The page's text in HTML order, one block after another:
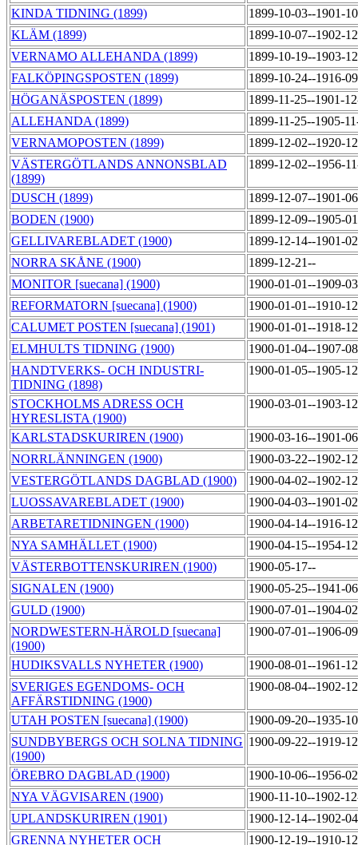
KINDA TIDNING (1899)
1899-10-03--1901-
KLÄM (1899)
1899-10-07--1902-
VERNAMO ALLEHANDA (1899)
1899-10-19--1903-
FALKÖPINGSPOSTEN (1899)
1899-10-24--1916-
HÖGANÄSPOSTEN (1899)
1899-11-25--1901-
ALLEHANDA (1899)
1899-11-25--1905-
VERNAMOPOSTEN (1899)
1899-12-02--1920-
VÄSTERGÖTLANDS ANNONSBLAD
(1899)
1899-12-02--1956-
DUSCH (1899)
1899-12-07--1901-
BODEN (1900)
1899-12-09--1905-
GELLIVAREBLADET (1900)
1899-12-14--1901-
NORRA SKÅNE (1900)
1899-12-21--
MONITOR [suecana] (1900)
1900-01-01--1909-
REFORMATORN [suecana] (1900)
1900-01-01--1910-
CALUMET POSTEN [suecana] (1901)
1900-01-01--1918-
ELMHULTS TIDNING (1900)
1900-01-04--1907-
HANDTVERKS- OCH INDUSTRI-
TIDNING (1898)
1900-01-05--1905-
STOCKHOLMS ADRESS OCH
HYRESLISTA (1900)
1900-03-01--1903-
KARLSTADSKURIREN (1900)
1900-03-16--1901-
NORRLÄNNINGEN (1900)
1900-03-22--1902-
VESTERGÖTLANDS DAGBLAD (1900)
1900-04-02--1902-
LUOSSAVAREBLADET (1900)
1900-04-03--1901-
ARBETARETIDNINGEN (1900)
1900-04-14--1916-
NYA SAMHÄLLET (1900)
1900-04-15--1954-
VÄSTERBOTTENSKURIREN (1900)
1900-05-17--
SIGNALEN (1900)
1900-05-25--1941-
GULD (1900)
1900-07-01--1904-
NORDWESTERN-HÄROLD [suecana]
(1900)
1900-07-01--1906-
HUDIKSVALLS NYHETER (1900)
1900-08-01--1961-
SVERIGES EGENDOMS- OCH
AFFÄRSTIDNING (1900)
1900-08-04--1902-
UTAH POSTEN [suecana] (1900)
1900-09-20--1935-
SUNDBYBERGS OCH SOLNA TIDNING
(1900)
1900-09-22--1919-
ÖREBRO DAGBLAD (1900)
1900-10-06--1956-
NYA VÄGVISAREN (1900)
1900-11-10--1902-
UPLANDSKURIREN (1901)
1900-12-14--1902-
GRENNA NYHETER OCH
1900-12-19--1910-